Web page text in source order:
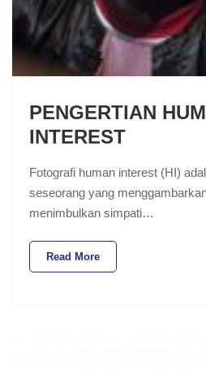
PENGERTIAN
INTEREST
Fotografi human interest (HI)
seseorang yang
menimbulkan simpati…
Read More